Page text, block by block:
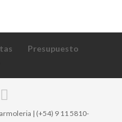
Presupuesto
| (+54) 9 11 5810-